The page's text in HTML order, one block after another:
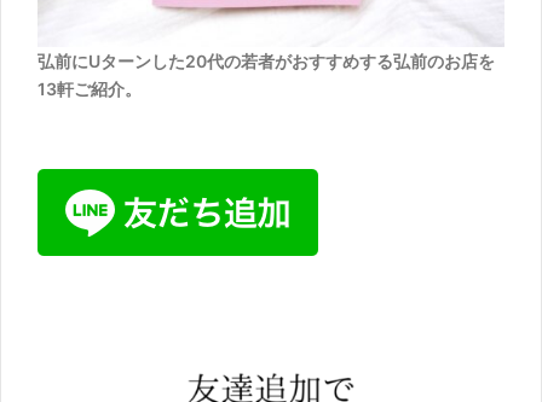
弘前にUターンした20代の若者がおすすめする弘前のお店を
13軒ご紹介。